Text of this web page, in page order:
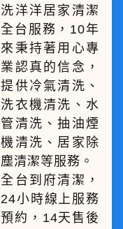
洗洋洋居家清潔
全台服務，10年
來秉持著用心專
業認真的信念，
提供冷氣清洗、
洗衣機清洗、水
管清洗、抽油煙
機清洗、居家除
塵清潔等服務。
全台到府清潔，
24小時線上服務
預約，14天售後